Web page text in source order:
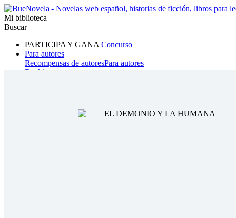
Mi biblioteca
Buscar
PARTICIPA Y GANA Concurso
Para autores
Recompensas de autoresPara autores
Ranking
Hombre loboMafiaSistema FantasíaUrbano